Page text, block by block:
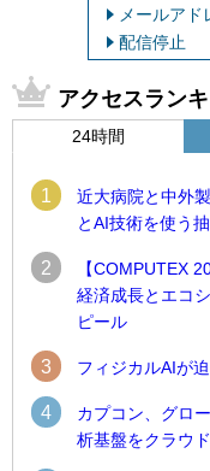
メールアド
配信停止
アクセスラン
24時間
1
近大病院と中外
とAI技術を使う
2
【COMPUTEX
経済成長とエコ
ピール
3 フィジカルAIが
4
カプコン、グロ
析基盤をクラウ